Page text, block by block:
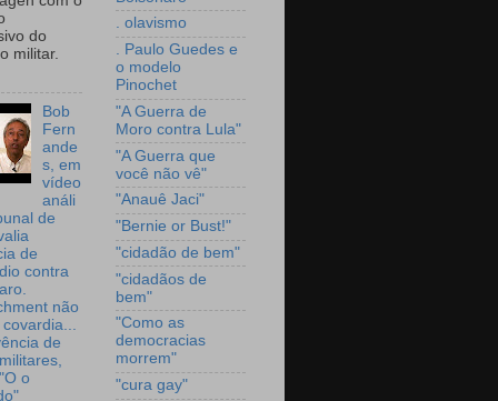
do
militar.
Bob
Fern
ande
s, em
vídeo
análi
de
de
contra
não
de
o
. olavismo
. Paulo Guedes e
o modelo
Pinochet
"A Guerra de
Moro contra Lula"
"A Guerra que
você não vê"
"Anauê Jaci"
"Bernie or Bust!"
"cidadão de bem"
"cidadãos de
bem"
"Como as
democracias
morrem"
"cura gay"